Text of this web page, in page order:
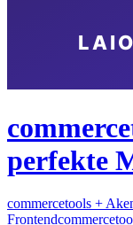
perfekte
commercetools +